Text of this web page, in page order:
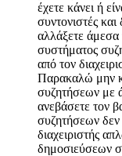
έχετε κάνει ή
συντονιστές και
αλλάξετε άμεσα
συστήματος
από τον
Παρακαλώ μην
συζητήσεων με
ανεβάσετε τον
συζητήσεων δεν
διαχειριστής
δημοσιεύσεων